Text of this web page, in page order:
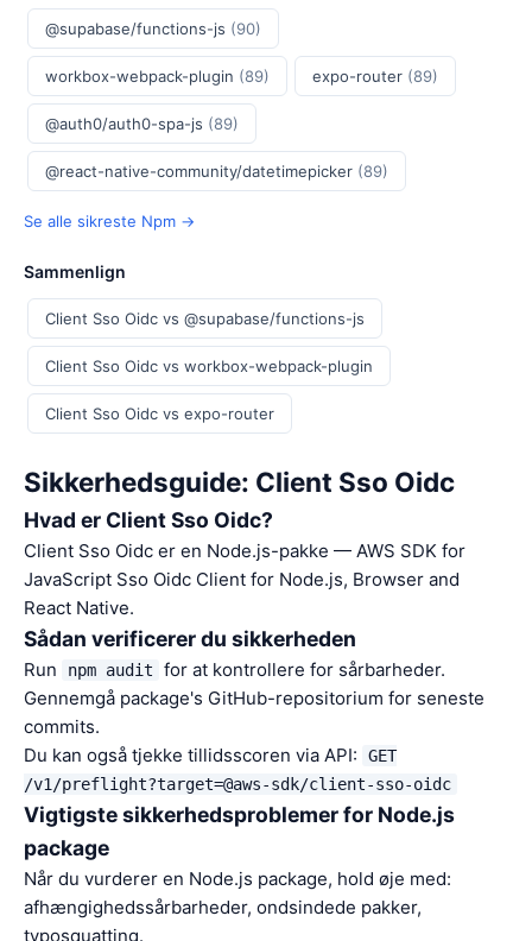
@supabase/functions-js (90)
workbox-webpack-plugin (89) expo-router (89)
@auth0/auth0-spa-js (89)
@react-native-community/datetimepicker (89)
Se alle sikreste Npm →
Sammenlign
Client Sso Oidc vs @supabase/functions-js
Client Sso Oidc vs workbox-webpack-plugin
Client Sso Oidc vs expo-router
Sikkerhedsguide: Client Sso Oidc
Hvad er Client Sso Oidc?
Client Sso Oidc er en Node.js-pakke — AWS SDK for
JavaScript Sso Oidc Client for Node.js, Browser and
React Native.
Sådan verificerer du sikkerheden
Run npm audit
for at kontrollere for sårbarheder.
Gennemgå package's GitHub-repositorium for seneste
commits.
Du kan også tjekke tillidsscoren via API:
GET
/v1/preflight?target=@aws-sdk/client-sso-oidc
Vigtigste sikkerhedsproblemer for Node.js
package
Når du vurderer en Node.js package, hold øje med:
afhængighedssårbarheder, ondsindede pakker,
typosquatting.